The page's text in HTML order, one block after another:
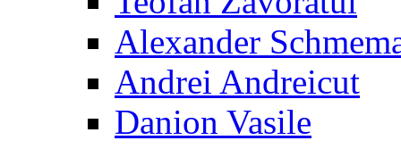
Alexander
Andrei Andreicut
Danion Vasile